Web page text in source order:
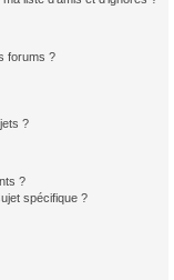
forums ?
?
?
spécifique ?